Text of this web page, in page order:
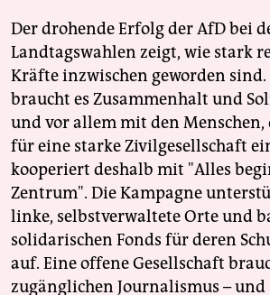
Der drohende Erfolg der AfD bei
Landtagswahlen zeigt, wie stark
Kräfte inzwischen geworden sind.
braucht es Zusammenhalt und
und vor allem mit den Menschen,
für eine starke Zivilgesellschaft
kooperiert deshalb mit "Alles
Zentrum". Die Kampagne
linke, selbstverwaltete Orte und
solidarischen Fonds für deren
auf. Eine offene Gesellschaft
zugänglichen Journalismus – und